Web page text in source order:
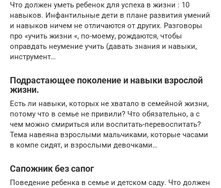
Что должен уметь ребенок для успеха в жизни : 10
навыков. Инфантильные дети в плане развития умений
и навыков ничем не отличаются от других. Разговоры
про «учить жизни «, по-моему, рождаются, чтобы
оправдать неумение учить (давать знания и навыки,
инструмент…
Подрастающее поколение и навыки взрослой
жизни.
Есть ли навыки, которых не хватало в семейной жизни,
потому что в семье не привили? Что обязательно, а с
чем можно смириться или воспитать-перевоспитать?
Тема навеяна взрослыми мальчиками, которые часами
в компе сидят, и взрослыми девочками…
Сапожник без сапог
Поведение ребенка в семье и детском саду. Что должен